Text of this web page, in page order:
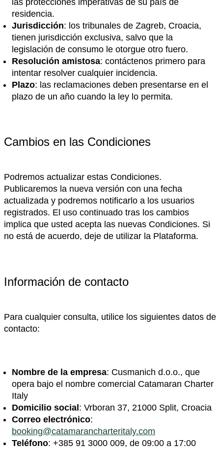
residencia.
Jurisdicción: los tribunales de Zagreb, Croacia,
tienen jurisdicción exclusiva, salvo que la
legislación de consumo le otorgue otro fuero.
Resolución amistosa: contáctenos primero para
intentar resolver cualquier incidencia.
Plazo: las reclamaciones deben presentarse en el
plazo de un año cuando la ley lo permita.
Cambios en las Condiciones
Podremos actualizar estas Condiciones.
Publicaremos la nueva versión con una fecha
actualizada y podremos notificarlo a los usuarios
registrados. El uso continuado tras los cambios
implica que usted acepta las nuevas Condiciones. Si
no está de acuerdo, deje de utilizar la Plataforma.
Información de contacto
Para cualquier consulta, utilice los siguientes datos de
contacto:
Nombre de la empresa: Cusmanich d.o.o., que
opera bajo el nombre comercial Catamaran Charter
Italy
Domicilio social : Vrboran 37, 21000 Split, Croacia
Correo electrónico:
booking@catamarancharteritaly.com
Teléfono: +385 91 3000 009, de 09:00 a 17:00